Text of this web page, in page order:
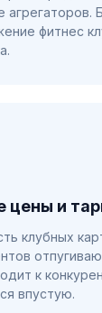
агрегаторов.
фитнес
цены и
клубных
к
впустую.